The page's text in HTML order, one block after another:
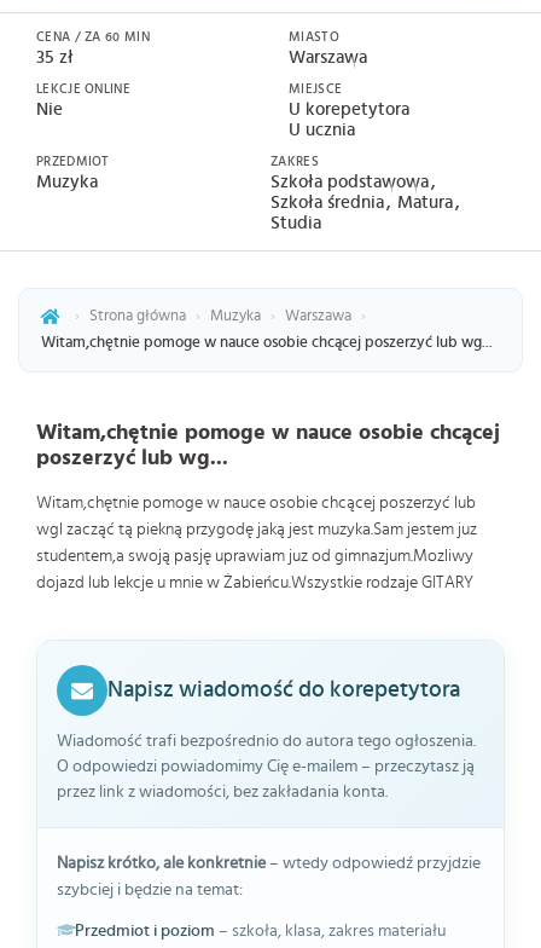
CENA / ZA 60 MIN
35 zł
LEKCJE ONLINE
Nie
MIASTO
Warszawa
MIEJSCE
U korepetytora
U ucznia
PRZEDMIOT
Muzyka
ZAKRES
Szkoła podstawowa
Szkoła średnia Matura
Studia
› Strona główna › Muzyka › Warszawa
›
Witam,chętnie pomoge w nauce osobie chcącej poszerzyć lub wg...
Witam,chętnie pomoge w nauce osobie chcącej
poszerzyć lub wg...
Witam,chętnie pomoge w nauce osobie chcącej poszerzyć lub
wgl zacząć tą piekną przygodę jaką jest muzyka.Sam jestem juz
studentem,a swoją pasję uprawiam juz od gimnazjum.Mozliwy
dojazd lub lekcje u mnie w Żabieńcu.Wszystkie rodzaje GITARY
Napisz wiadomość do korepetytora
Wiadomość trafi bezpośrednio do autora tego ogłoszenia.
O odpowiedzi powiadomimy Cię e-mailem – przeczytasz ją
przez link z wiadomości, bez zakładania konta.
Napisz krótko, ale konkretnie– wtedy odpowiedź przyjdzie
szybciej i będzie na temat:
Przedmiot i poziom – szkoła, klasa, zakres materiału